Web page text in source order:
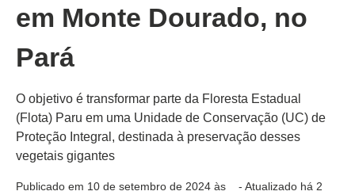
em Monte Dourado, no
Pará
O objetivo é transformar parte da Floresta Estadual
(Flota) Paru em uma Unidade de Conservação (UC) de
Proteção Integral, destinada à preservação desses
vegetais gigantes
Publicado em 10 de setembro de 2024 às
- Atualizado há 2